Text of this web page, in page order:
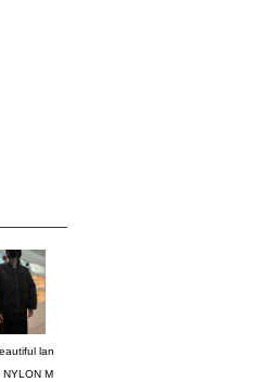
lan
NYLON M